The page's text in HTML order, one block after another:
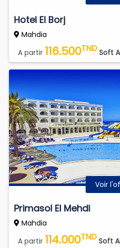
Hotel El Borj
Mahdia
A partir 116.500TND Soft
Voir
Primasol El Mehdi
Mahdia
A partir 114.000TND Soft